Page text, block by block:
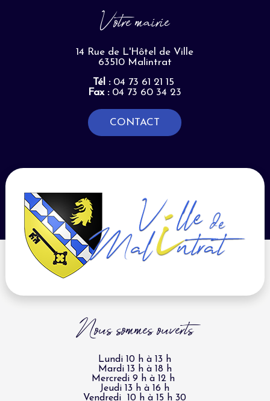
Votre mairie
14 Rue de L'Hôtel de Ville
63510 Malintrat
Tél :04 73 61 21 15
Fax :04 73 60 34 23
CONTACT
Nous sommes ouverts
Lundi 10 h à 13 h
Mardi 13 h à 18 h
Mercredi 9 h à 12 h
Jeudi 13 h à 16 h
Vendredi 10 h à 15 h 30